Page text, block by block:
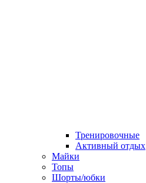
Тренировочные
Активный отдых
Майки
Топы
Шорты/юбки